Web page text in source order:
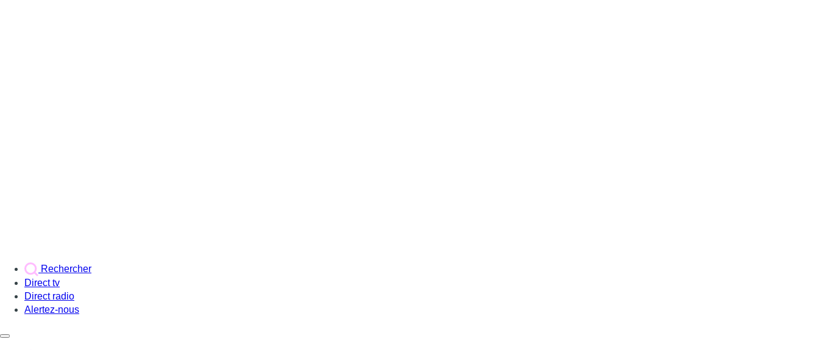
Rechercher
Direct tv
Direct radio
Alertez-nous